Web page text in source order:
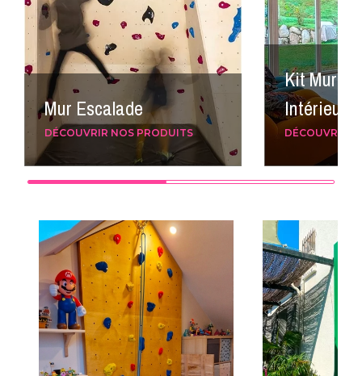
Mur Escalade
DÉCOUVRIR NOS PRODUITS
Kit Mur
Intérieur
DÉCOUVRIR